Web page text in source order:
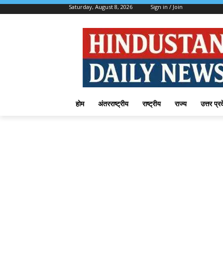
Saturday, August 8, 2026 Sign in / Join
होम अंतरराष्ट्रीय राष्ट्रीय राज्य उत्तर